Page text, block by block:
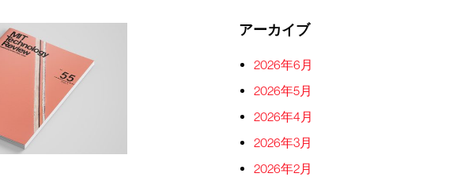
アーカイブ
2026年6月
2026年5月
2026年4月
2026年3月
2026年2月